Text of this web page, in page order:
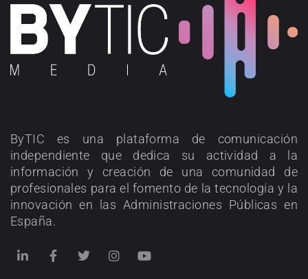
ByTIC es una plataforma de comunicación
independiente que dedica su actividad a la
información y creación de una comunidad de
profesionales para el fomento de la tecnología y la
innovación en las Administraciones Públicas en
España.